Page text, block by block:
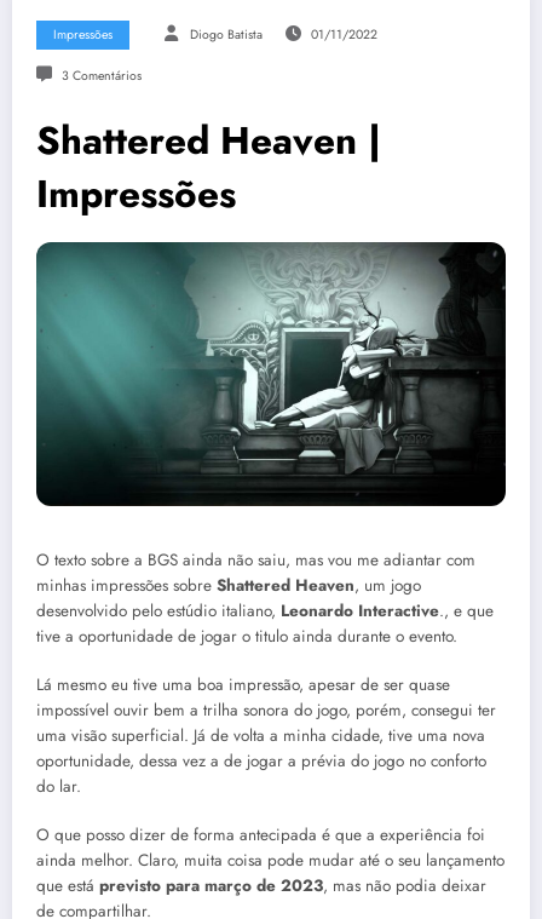
Impressões Diogo Batista 01/11/2022
3 Comentários
Shattered Heaven |
Impressões
O texto sobre a BGS ainda não saiu, mas vou me adiantar com
minhas impressões sobre Shattered Heaven, um jogo
desenvolvido pelo estúdio italiano, Leonardo Interactive., e que
tive a oportunidade de jogar o titulo ainda durante o evento.
Lá mesmo eu tive uma boa impressão, apesar de ser quase
impossível ouvir bem a trilha sonora do jogo, porém, consegui ter
uma visão superficial. Já de volta a minha cidade, tive uma nova
oportunidade, dessa vez a de jogar a prévia do jogo no conforto
do lar.
O que posso dizer de forma antecipada é que a experiência foi
ainda melhor. Claro, muita coisa pode mudar até o seu lançamento
que está previsto para março de 2023, mas não podia deixar
de compartilhar.